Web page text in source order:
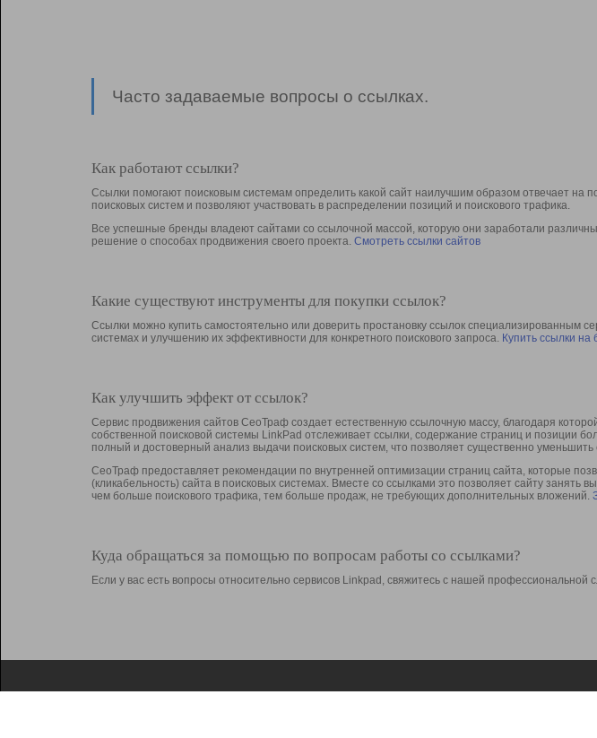
Часто задаваемые вопросы о ссылках.
Как работают ссылки?
Ссылки помогают поисковым системам определить какой сайт наилучшим образом отвечает на
поисковых систем и позволяют участвовать в раcпределении позиций и поискового трафика.
Все успешные бренды владеют сайтами со ссылочной массой, которую они заработали
решение о способах продвижения своего проекта. Смотреть ссылки сайтов
Какие существуют инструменты для покупки ссылок?
Ссылки можно купить самостоятельно или доверить простановку ссылок специализированным
системах и улучшению их эффективности для конкретного поискового запроса. Купить ссылки на
Как улучшить эффект от ссылок?
Сервис продвижения сайтов СеоТраф создает естественную ссылочную массу, благодаря
собственной поисковой системы LinkPad отслеживает ссылки, содержание страниц и позиции
полный и достоверный анализ выдачи поисковых систем, что позволяет существенно уменьшить
СеоТраф предоставляет рекомендации по внутренней оптимизации страниц сайта, которые
(кликабельность) сайта в поисковых системах. Вместе со ссылками это позволяет сайту занять
чем больше поискового трафика, тем больше продаж, не требующих дополнительных вложений.
Куда обращаться за помощью по вопросам работы со ссылками?
Если у вас есть вопросы относительно сервисов Linkpad, свяжитесь с нашей